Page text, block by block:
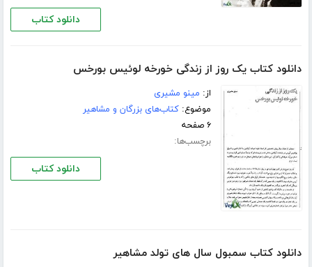
دانلود کتاب
دانلود کتاب یک روز از زندگی خورخه لوئیس بورخس
از: مینو مشیری
موضوع:کتاب‌های بزرگان و مشاهیر
۶ صفحه
برچسب‌ها:
دانلود کتاب
دانلود کتاب سمبول سال های تولد مشاهیر